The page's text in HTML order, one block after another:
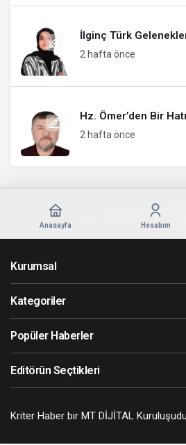
İlginç Türk
2 hafta önce
Hz. Ömer’den Bir
2 hafta önce
Anasayfa Hesabım
Kurumsal
Kategoriler
Popüler Haberler
Editörün Seçtikleri
Kriter Haber bir MT DİJİTAL